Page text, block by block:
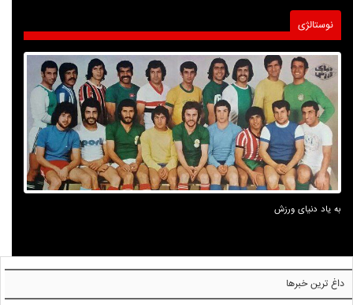
نوستالژی
به یاد دنیای ورزش
داغ ترین خبرها